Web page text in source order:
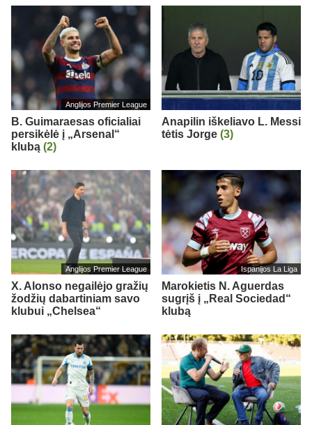
Anglijos Premier League
B. Guimaraesas oficialiai
persikėlė į „Arsenal“
klubą (2)
Anapilin iškeliavo L. Messi
tėtis Jorge (3)
Anglijos Premier League
X. Alonso negailėjo gražių
žodžių dabartiniam savo
klubui „Chelsea“
Ispanijos La Liga
Marokietis N. Aguerdas
sugrįš į „Real Sociedad“
klubą